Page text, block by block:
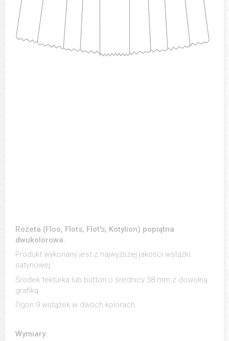
Rozeta (Floo, Flots, Flot's, Kotylion) popiątna
dwukolorowa.
Produkt wykonany jest z najwyższej jakości wstążki
satynowej.
Środek tekturka lub button o średnicy 58 mm z dowolną
grafiką.
Ogon 9 wstążek w dwóch kolorach.
Wymiary: